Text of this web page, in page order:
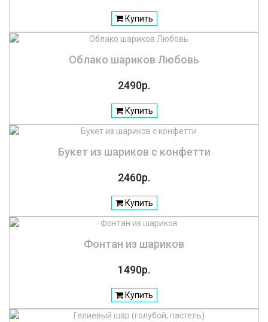
Купить
Облако шариков Любовь
2490р.
Купить
Букет из шариков с конфетти
2460р.
Купить
Фонтан из шариков
1490р.
Купить